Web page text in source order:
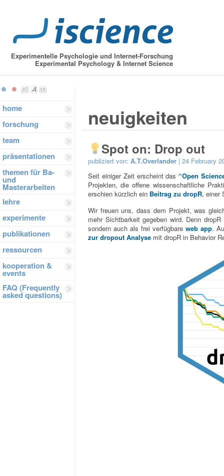
Experimentelle Psychologie und Internet-Forschung
Experimental Psychology & Internet Science
home
forschung
team
präsentationen
themen für Ba-
und
Masterarbeiten
lehre
experimente
publikationen
ressourcen
kooperation &
events
FAQ (Frequently
asked questions)
neuigkeiten
Spot on: Drop out
publiziert von: A.T.Overlander | 24 February
Seit einiger Zeit erscheint das “Open
Projekten, die offene wissenschaftliche
erschien kürzlich ein Beitrag zu dropR, einer
Wir freuen uns, dass dem Projekt, was
mehr Sichtbarkeit gegeben wird. Denn
sondern auch als frei verfügbare web app.
zur dropout Analyse mit dropR in Behavior